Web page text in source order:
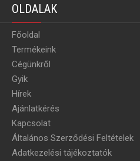
OLDALAK
Főoldal
Termékeink
Cégünkről
Gyik
Hírek
Ajánlatkérés
Kapcsolat
Általános Szerződési Feltételek
Adatkezelési tájékoztatók